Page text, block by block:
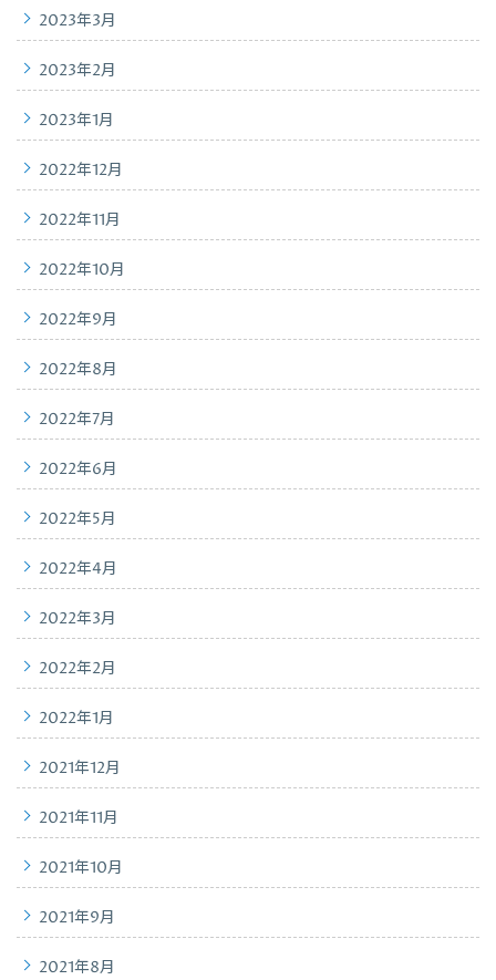
2023年3月
2023年2月
2023年1月
2022年12月
2022年11月
2022年10月
2022年9月
2022年8月
2022年7月
2022年6月
2022年5月
2022年4月
2022年3月
2022年2月
2022年1月
2021年12月
2021年11月
2021年10月
2021年9月
2021年8月